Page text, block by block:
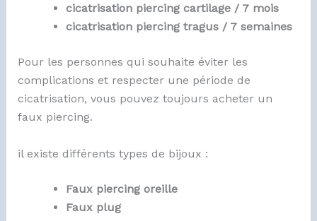
cicatrisation piercing cartilage / 7 mois
cicatrisation piercing tragus / 7 semaines
Pour les personnes qui souhaite éviter les
complications et respecter une période de
cicatrisation, vous pouvez toujours acheter un
faux piercing.
il existe différents types de bijoux :
Faux piercing oreille
Faux plug